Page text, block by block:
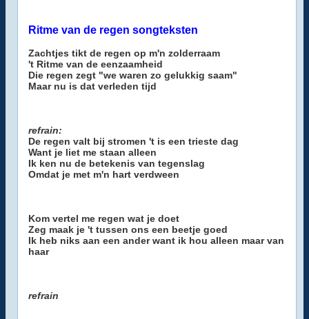
Ritme van de regen songteksten
Zachtjes tikt de regen op m'n zolderraam
't Ritme van de eenzaamheid
Die regen zegt "we waren zo gelukkig saam"
Maar nu is dat verleden tijd
refrain:
De regen valt bij stromen 't is een trieste dag
Want je liet me staan alleen
Ik ken nu de betekenis van tegenslag
Omdat je met m'n hart verdween
Kom vertel me regen wat je doet
Zeg maak je 't tussen ons een beetje goed
Ik heb niks aan een ander want ik hou alleen maar van
haar
refrain